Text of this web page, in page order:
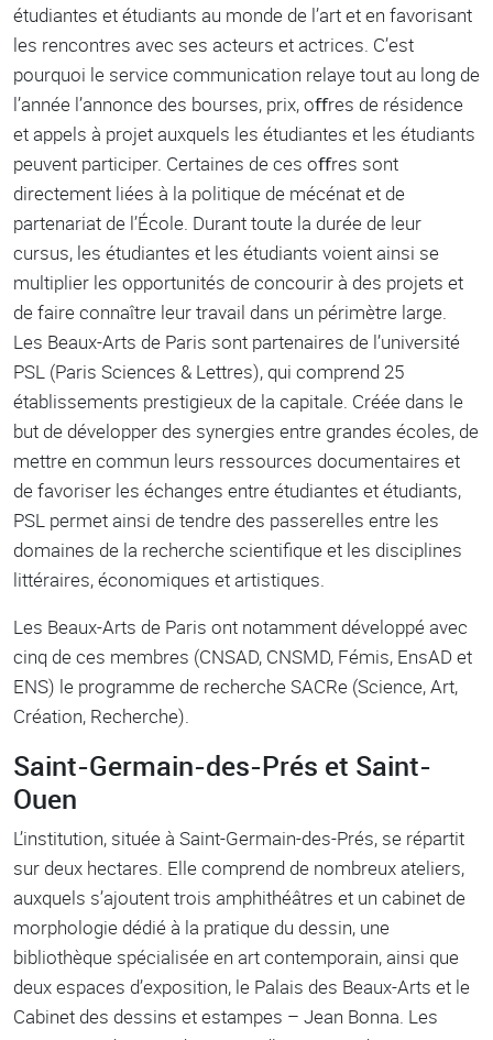
étudiantes et étudiants au monde de l’art et en favorisant
les rencontres avec ses acteurs et actrices. C’est
pourquoi le service communication relaye tout au long de
l’année l’annonce des bourses, prix, oﬀres de résidence
et appels à projet auxquels les étudiantes et les étudiants
peuvent participer. Certaines de ces oﬀres sont
directement liées à la politique de mécénat et de
partenariat de l’École. Durant toute la durée de leur
cursus, les étudiantes et les étudiants voient ainsi se
multiplier les opportunités de concourir à des projets et
de faire connaître leur travail dans un périmètre large.
Les Beaux-Arts de Paris sont partenaires de l’université
PSL (Paris Sciences & Lettres), qui comprend 25
établissements prestigieux de la capitale. Créée dans le
but de développer des synergies entre grandes écoles, de
mettre en commun leurs ressources documentaires et
de favoriser les échanges entre étudiantes et étudiants,
PSL permet ainsi de tendre des passerelles entre les
domaines de la recherche scientiﬁque et les disciplines
littéraires, économiques et artistiques.
Les Beaux-Arts de Paris ont notamment développé avec
cinq de ces membres (CNSAD, CNSMD, Fémis, EnsAD et
ENS) le programme de recherche SACRe (Science, Art,
Création, Recherche).
Saint-Germain-des-Prés et Saint-
Ouen
L’institution, située à Saint-Germain-des-Prés, se répartit
sur deux hectares. Elle comprend de nombreux ateliers,
auxquels s’ajoutent trois amphithéâtres et un cabinet de
morphologie dédié à la pratique du dessin, une
bibliothèque spécialisée en art contemporain, ainsi que
deux espaces d’exposition, le Palais des Beaux-Arts et le
Cabinet des dessins et estampes – Jean Bonna. Les